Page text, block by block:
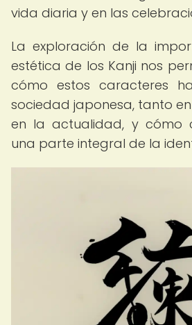
vida diaria y en las
La exploración de la
estética de los Kanji nos
cómo estos caracteres
sociedad japonesa, tanto
en la actualidad, y cómo
una parte integral de la